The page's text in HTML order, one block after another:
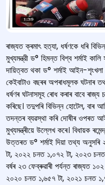
ৰাজ্যত ক্ৰমাৎ‍ হত্যা, ধর্ষণকে ধৰি
মুখ্যমন্ত্রী ড° হিমন্ত বিশ্ব শৰ্মাই
দায়িত্বত থকা ড° শৰ্মাই আইন-
কেইবাটাও বছৰৰ অপৰাধমূলক ঘটনাৰ
ধৰ্ষণৰ ঘটনাসমূহ ৰোধ কৰাৰ বাবে
কৰিছে। তদুপৰি বিভিন্ন হোটেল, বাৰ
তদন্তৰ ব্যৱস্থা কৰি দোষীৰ ওপৰত
মুখ্যমন্ত্ৰীয়ে উল্লেখ কৰে। বিধায়ক
উত্তৰত ড° শৰ্মাই দিয়া তথ্য
টা, ২০২২ চনত ১,০৭২ টা, ২০২৩
বৰ্ষৰ ২৩ ফেব্ৰুৱাৰী পর্যন্ত ৰাজ্যত
২০২০ চনত ১,৬৫৭ টা, ২০২১ চনত